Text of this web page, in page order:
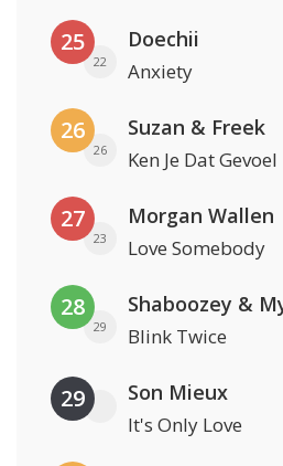
25
22
Doechii
Anxiety
26
26
Suzan & Freek
Ken Je Dat Gevoel
27
23
Morgan Wallen
Love Somebody
28
29
Shaboozey &
Blink Twice
29 Son Mieux
It's Only Love